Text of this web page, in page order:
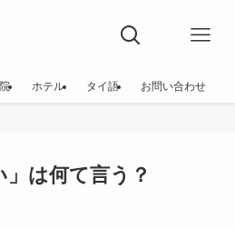
ホテル タイ語 お問い合わせ
は何て言う？